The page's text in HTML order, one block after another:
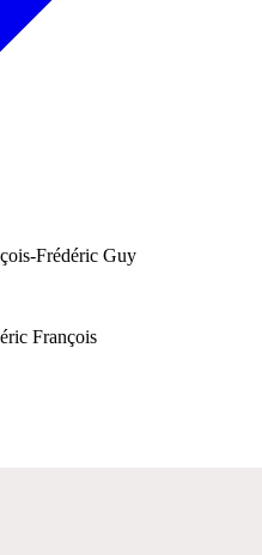
Frédéric Guy
François